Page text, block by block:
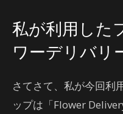
私が利用した
ワーデリバリ
さてさて、私が今回利
ップは「Flower